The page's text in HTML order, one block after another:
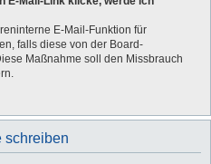
E-Mail-Funktion für
falls diese von der Board-
Maßnahme soll den Missbrauch
schreiben